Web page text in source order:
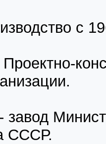
с
завод
СССР.